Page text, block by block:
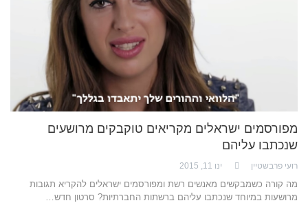
מפורסמים ישראלים מקריאים טוקבקים מרושעים
שנכתבו עליהם
רועי פרבשטיין ינו 11, 2015
מה קורה כשמבקשים מאנשים רשת ומפורסמים ישראלים להקריא תגובות
מרושעות במיוחד שנכתבו עליהם ברשתות החברתיות? סרטון חדש…